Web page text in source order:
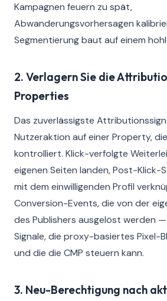
Kampagnen feuern zu spät,
Abwanderungsvorhersagen
Segmentierung baut auf einem
2. Verlagern Sie die
Properties
Das zuverlässigste
Nutzeraktion auf einer Property,
kontrolliert. Klick-verfolgte
eigenen Seiten landen, Post-Klick-
mit dem einwilligenden Profil
Conversion-Events, die von der
des Publishers ausgelöst werden
Signale, die proxy-basiertes Pixel-
und die die CMP steuern kann.
3. Neu-Berechtigung nach